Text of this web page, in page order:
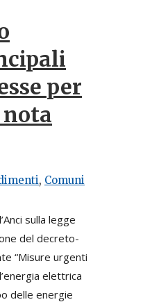
per
, Comuni
sulla legge
del decreto-
“Misure urgenti
elettrica
delle energie